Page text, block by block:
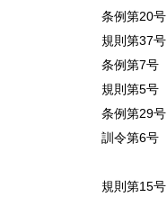
条例第20号
規則第37号
条例第7号
規則第5号
条例第29号
訓令第6号
規則第15号